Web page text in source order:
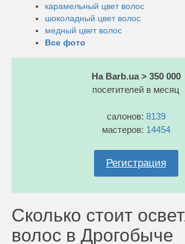
карамельный цвет волос
шоколадный цвет волос
медный цвет волос
Все фото
На Barb.ua > 350 000
посетителей в месяц
салонов: 8139
мастеров: 14454
Регистрация
Сколько стоит
волос в Дрогобыче